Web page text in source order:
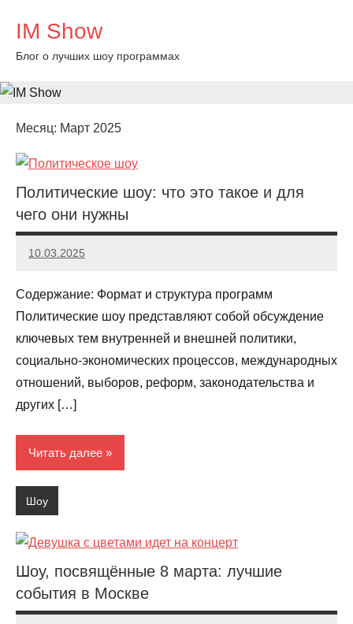
содержимому
IM Show
Блог о лучших шоу программах
Месяц: Март 2025
Политические шоу: что это такое и для
чего они нужны
10.03.2025
Evangeline
Содержание: Формат и структура программ
Политические шоу представляют собой обсуждение
ключевых тем внутренней и внешней политики,
социально-экономических процессов, международных
отношений, выборов, реформ, законодательства и
других […]
Читать далее
Шоу
Шоу, посвящённые 8 марта: лучшие
события в Москве